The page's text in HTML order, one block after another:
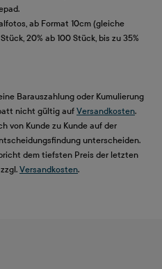
ab Format 10cm (gleiche
20% ab 100 Stück, bis zu 35%
Barauszahlung oder Kumulierung
nicht gültig auf Versandkosten.
von Kunde zu Kunde auf der
unterscheiden.
dem tiefsten Preis der letzten
Versandkosten.